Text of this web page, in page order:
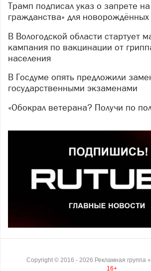
Трамп подписал указ о запрете на «туризм ради
гражданства» для новорождённых
В Вологодской области стартует масштабная
кампания по вакцинации от
населения
В Госдуме опять предложили заменить ЕГЭ
государственными экзаменами
«Обокрал ветерана? Получи по
Copyright © 2016 - 2026 Рекламная группа
16+